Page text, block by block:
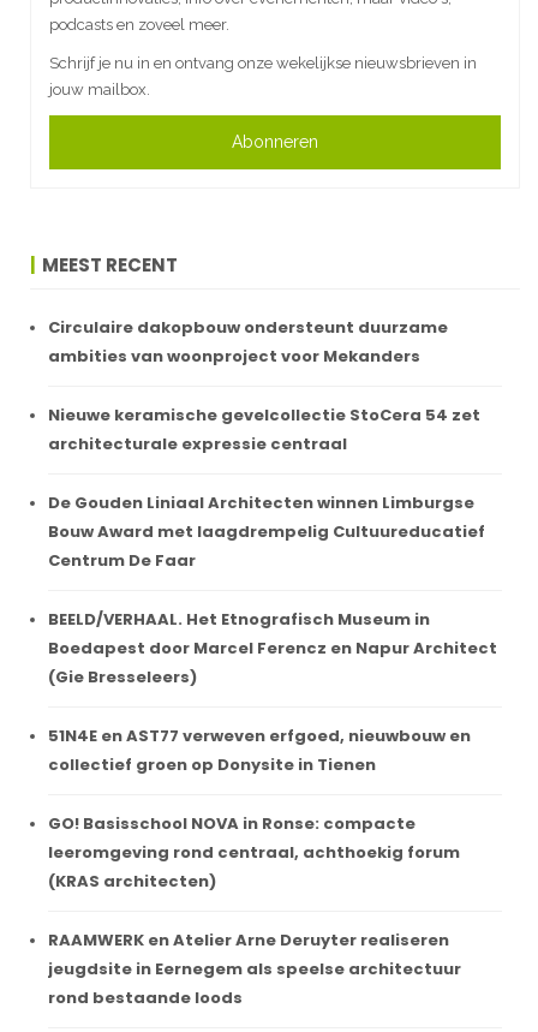
podcasts en zoveel meer.
Schrijf je nu in en ontvang onze wekelijkse nieuwsbrieven in
jouw mailbox.
Abonneren
MEEST RECENT
Circulaire dakopbouw ondersteunt duurzame
ambities van woonproject voor Mekanders
Nieuwe keramische gevelcollectie StoCera 54 zet
architecturale expressie centraal
De Gouden Liniaal Architecten winnen Limburgse
Bouw Award met laagdrempelig Cultuureducatief
Centrum De Faar
BEELD/VERHAAL. Het Etnografisch Museum in
Boedapest door Marcel Ferencz en Napur Architect
(Gie Bresseleers)
51N4E en AST77 verweven erfgoed, nieuwbouw en
collectief groen op Donysite in Tienen
GO! Basisschool NOVA in Ronse: compacte
leeromgeving rond centraal, achthoekig forum
(KRAS architecten)
RAAMWERK en Atelier Arne Deruyter realiseren
jeugdsite in Eernegem als speelse architectuur
rond bestaande loods